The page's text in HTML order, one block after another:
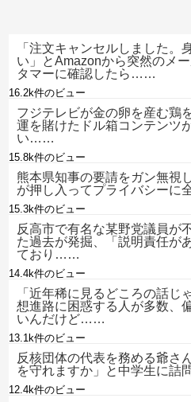
「注文キャンセルしました。
い」とAmazonから突然のメ
タマーに確認したら……
16.2k件のビュー
フジテレビが金の卵を産む鶏
運を賭けたドル箱コンテンツ
い……
15.8k件のビュー
熊本県知事の要請をガン無視
が押し入ってプライバシー
15.3k件のビュー
反高市で有名な某野党議員が
た過去が発掘、「説明責任が
ており……
14.4k件のビュー
「近年稀に見るどころの話じ
想進路に困惑する人が多数、
いんだけど……
13.1k件のビュー
反核団体の代表を務める爺さ
を守れますか」と中学生に
12.4k件のビュー